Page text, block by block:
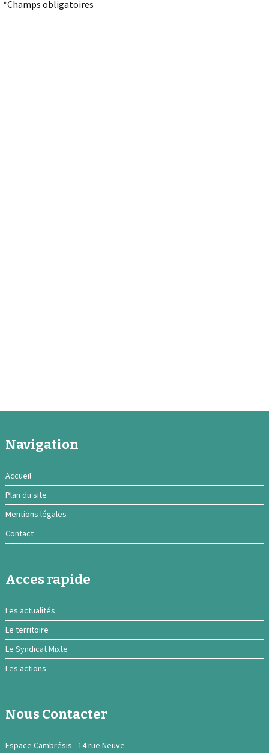
*Champs obligatoires
Navigation
Accueil
Plan du site
Mentions légales
Contact
Acces rapide
Les actualités
Le territoire
Le Syndicat Mixte
Les actions
Nous Contacter
Espace Cambrésis - 14 rue Neuve